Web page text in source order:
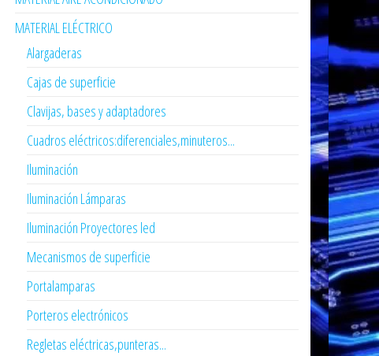
MATERIAL ELÉCTRICO
Alargaderas
Cajas de superficie
Clavijas, bases y adaptadores
Cuadros eléctricos:diferenciales,minuteros...
Iluminación
Iluminación Lámparas
Iluminación Proyectores led
Mecanismos de superficie
Portalamparas
Porteros electrónicos
Regletas eléctricas,punteras...